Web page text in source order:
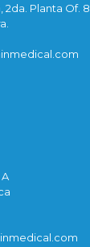
Planta Of. 8